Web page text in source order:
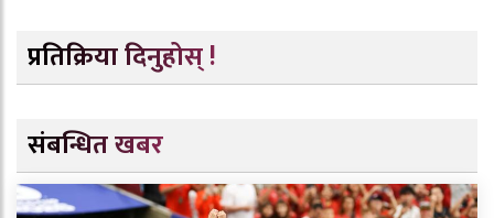
प्रतिक्रिया दिनुहोस् !
संबन्धित खबर